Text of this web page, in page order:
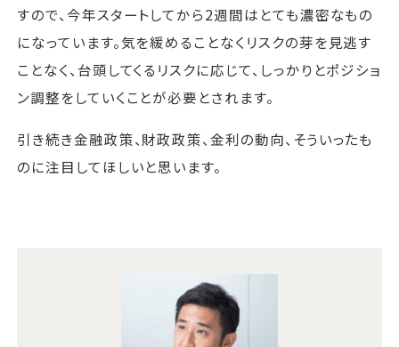
すので、今年スタートしてから2週間はとても濃密なもの
になっています。気を緩めることなくリスクの芽を見逃す
ことなく、台頭してくるリスクに応じて、しっかりとポジショ
ン調整をしていくことが必要とされます。
引き続き金融政策、財政政策、金利の動向、そういったも
のに注目してほしいと思います。